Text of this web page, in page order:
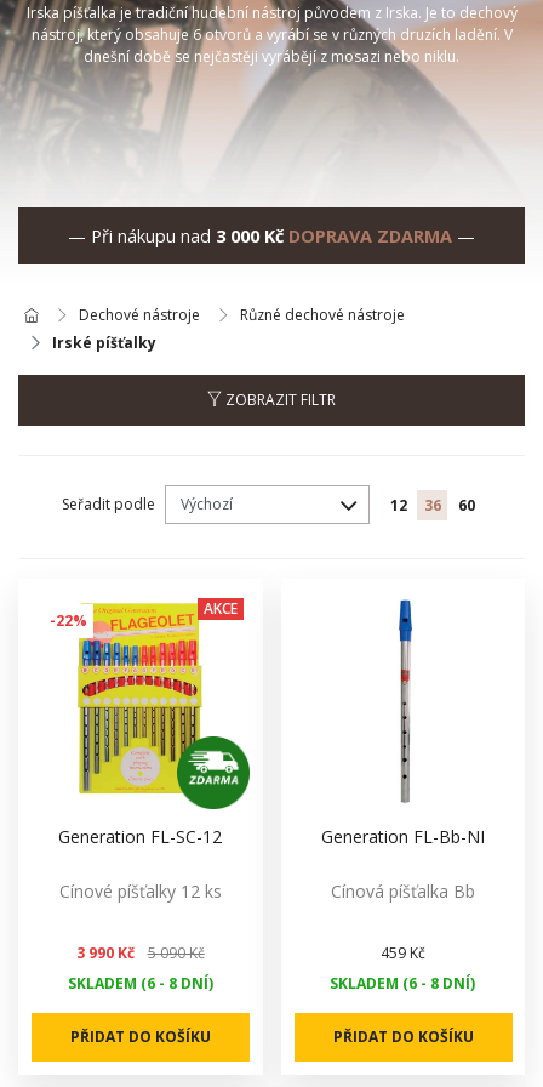
Irska píšťalka je tradiční hudební nástroj původem z Irska. Je to dechový
nástroj, který obsahuje 6 otvorů a vyrábí se v různých druzích ladění. V
dnešní době se nejčastěji vyrábějí z mosazi nebo niklu.
— Při nákupu nad 3 000 Kč DOPRAVA ZDARMA —
Dechové nástroje
Různé dechové nástroje
Irské píšťalky
ZOBRAZIT FILTR
Seřadit podle 12 36 60
-22%
AKCE
Generation FL-SC-12
Cínové píšťalky 12 ks
3 990 Kč
5 090 Kč
SKLADEM (6 - 8 DNÍ)
PŘIDAT DO KOŠÍKU
Generation FL-Bb-NI
Cínová píšťalka Bb
459 Kč
SKLADEM (6 - 8 DNÍ)
PŘIDAT DO KOŠÍKU